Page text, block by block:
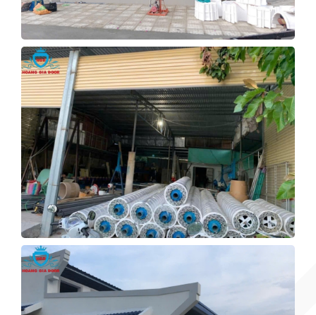
XƯỞNG CỬA CUỐN QUẢNG
NGÃI
Xem Tiếp
THI CÔNG CỬA CUỐN CHỢ